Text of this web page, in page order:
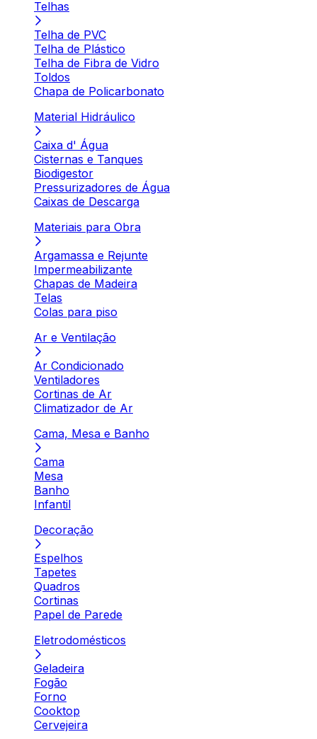
Telhas
Telha de PVC
Telha de Plástico
Telha de Fibra de Vidro
Toldos
Chapa de Policarbonato
Material Hidráulico
Caixa d' Água
Cisternas e Tanques
Biodigestor
Pressurizadores de Água
Caixas de Descarga
Materiais para Obra
Argamassa e Rejunte
Impermeabilizante
Chapas de Madeira
Telas
Colas para piso
Ar e Ventilação
Ar Condicionado
Ventiladores
Cortinas de Ar
Climatizador de Ar
Cama, Mesa e Banho
Cama
Mesa
Banho
Infantil
Decoração
Espelhos
Tapetes
Quadros
Cortinas
Papel de Parede
Eletrodomésticos
Geladeira
Fogão
Forno
Cooktop
Cervejeira